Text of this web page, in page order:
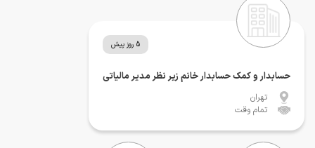
5 روز پیش
حسابدار و کمک حسابدار خانم زیر نظر مدیر مالیاتی
تهران
تمام وقت